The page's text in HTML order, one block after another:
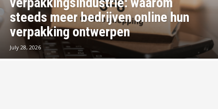
steeds meer bedrijven online hun
verpakking ontwerpen
July 28, 2026